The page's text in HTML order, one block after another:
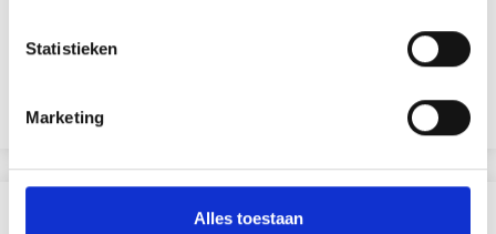
Statistieken
Marketing
Alles toestaan
EUR 39.80EUR 49.75
Voeg toe aan winkelwagen
ANDEREN KOCHTEN OOK